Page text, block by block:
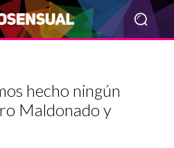
hecho ningún
Maldonado y